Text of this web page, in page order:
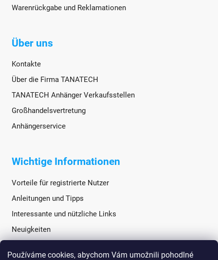
Používáme cookies, abychom Vám umožnili pohodlné
Warenrückgabe und Reklamationen
Über uns
Kontakte
Über die Firma TANATECH
TANATECH Anhänger Verkaufsstellen
Großhandelsvertretung
Anhängerservice
Wichtige Informationen
Vorteile für registrierte Nutzer
Anleitungen und Tipps
Interessante und nützliche Links
Neuigkeiten